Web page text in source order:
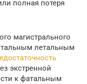
полная потеря
магистрального
летальным
экстренной
к фатальным